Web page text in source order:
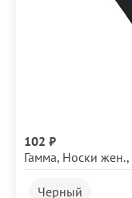
102 ₽
Гамма, Носки жен.,
Черный